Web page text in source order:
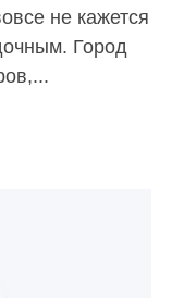
не кажется
Город